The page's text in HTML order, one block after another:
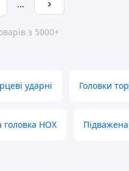
...
з 5000+
ударні Головки
головка HOX